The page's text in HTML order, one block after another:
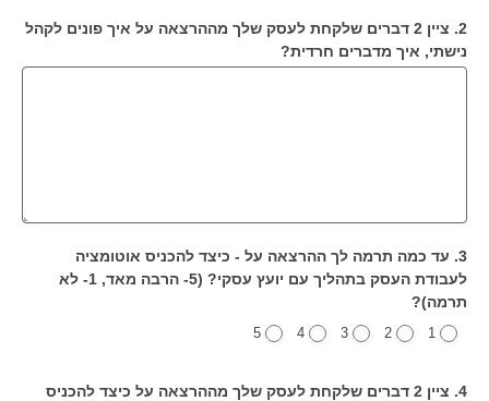
2. ציין 2 דברים שלקחת לעסק שלך מההרצאה על איך פונים לקהל
נישתי, איך מדברים חרדית?
3. עד כמה תרמה לך ההרצאה על - כיצד להכניס אוטומציה
לעבודת העסק בתהליך עם יועץ עסקי? (5- הרבה מאד, 1- לא
תרמה)?
4. ציין 2 דברים שלקחת לעסק שלך מההרצאה על כיצד להכניס